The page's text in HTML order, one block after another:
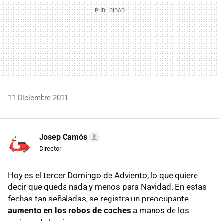
11 Diciembre 2011
Josep Camós
Director
Hoy es el tercer Domingo de Adviento, lo que quiere
decir que queda nada y menos para Navidad. En estas
fechas tan señaladas, se registra un preocupante
aumento en los robos de coches a manos de los